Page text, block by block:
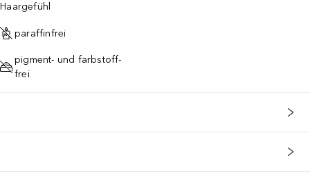
paraffinfrei
pigment- und farbstoff-
frei